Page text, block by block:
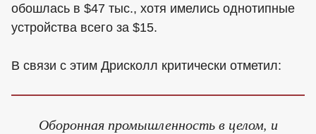
обошлась в $47 тыс., хотя имелись однотипные
устройства всего за $15.
В связи с этим Дрисколл критически отметил:
Оборонная промышленность в целом, и